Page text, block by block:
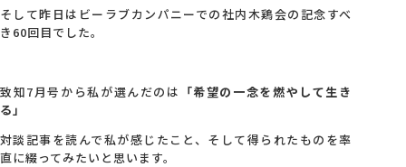
採用情報
お問い合わせ
そして昨日はビーラブカンパニーでの社内木鶏会の記念すべ
き60回目でした。
致知7月号から私が選んだのは 「希望の一念を燃やして生き
る」
対談記事を読んで私が感じたこと、そして得られたものを率
直に綴ってみたいと思います。